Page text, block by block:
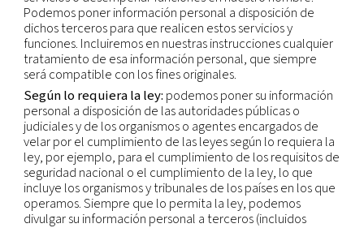
Si tiene alguna pregunta sobre quién es el
tratamiento de sus datos o alguna otra inquietud
relacionada con éstos, póngase en comuníquese
nuestro oficial de privacidad utilizando la
correo electrónico que se muestra a
Destinatarios de los
personales